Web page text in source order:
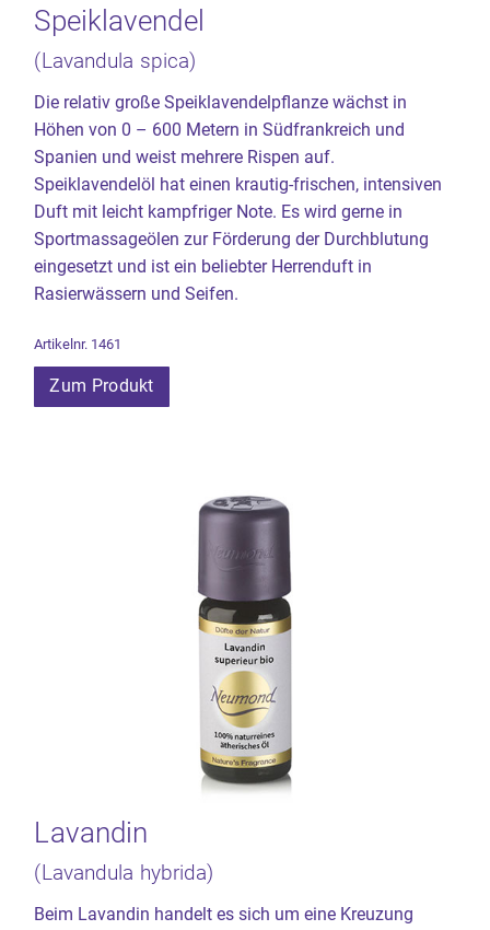
Speiklavendel
(Lavandula spica)
Die relativ große Speiklavendelpflanze wächst in
Höhen von 0 – 600 Metern in Südfrankreich und
Spanien und weist mehrere Rispen auf.
Speiklavendelöl hat einen krautig-frischen, intensiven
Duft mit leicht kampfriger Note. Es wird gerne in
Sportmassageölen zur Förderung der Durchblutung
eingesetzt und ist ein beliebter Herrenduft in
Rasierwässern und Seifen.
Artikelnr. 1461
Zum Produkt
Lavandin
(Lavandula hybrida)
Beim Lavandin handelt es sich um eine Kreuzung